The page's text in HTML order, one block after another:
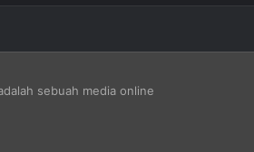
sebuah media online